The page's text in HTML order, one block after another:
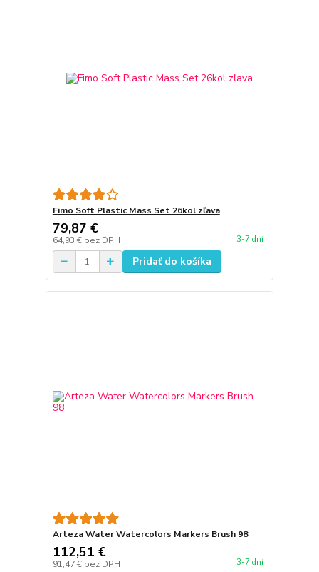
Fimo Soft Plastic Mass Set 26kol zľava
79,87 €
64,93 € bez DPH 3-7 dní
Pridať do košíka
Arteza Water Watercolors Markers Brush 98
112,51 €
91,47 € bez DPH 3-7 dní